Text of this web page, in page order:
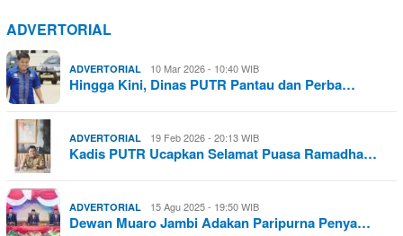
ADVERTORIAL
ADVERTORIAL 10 Mar 2026 - 10:40 WIB
Hingga Kini, Dinas PUTR Pantau dan Perba…
ADVERTORIAL 19 Feb 2026 - 20:13 WIB
Kadis PUTR Ucapkan Selamat Puasa Ramadha…
ADVERTORIAL 15 Agu 2025 - 19:50 WIB
Dewan Muaro Jambi Adakan Paripurna Penya…